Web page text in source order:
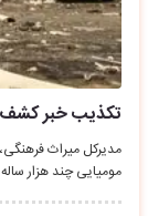
تکذیب خبر کشف
مدیرکل میراث
مومیایی چند هزار